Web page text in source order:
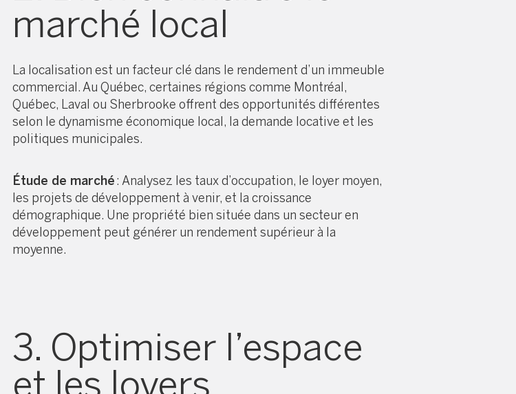
marché local
La localisation est un facteur clé dans le rendement d’un immeuble
commercial. Au Québec, certaines régions comme Montréal,
Québec, Laval ou Sherbrooke offrent des opportunités différentes
selon le dynamisme économique local, la demande locative et les
politiques municipales.
Étude de marché: Analysez les taux d’occupation, le loyer moyen,
les projets de développement à venir, et la croissance
démographique. Une propriété bien située dans un secteur en
développement peut générer un rendement supérieur à la
moyenne.
3. Optimiser l’espace
et les loyers